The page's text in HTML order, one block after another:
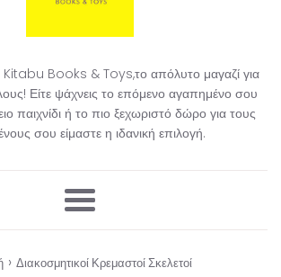
Books & Toys,το απόλυτο μαγαζί για
Είτε ψάχνεις το επόμενο αγαπημένο σου
παιχνίδι ή το πιο ξεχωριστό δώρο για τους
σου είμαστε η ιδανική επιλογή.​
Μενού
› Διακοσμητικοί Κρεμαστοί Σκελετοί